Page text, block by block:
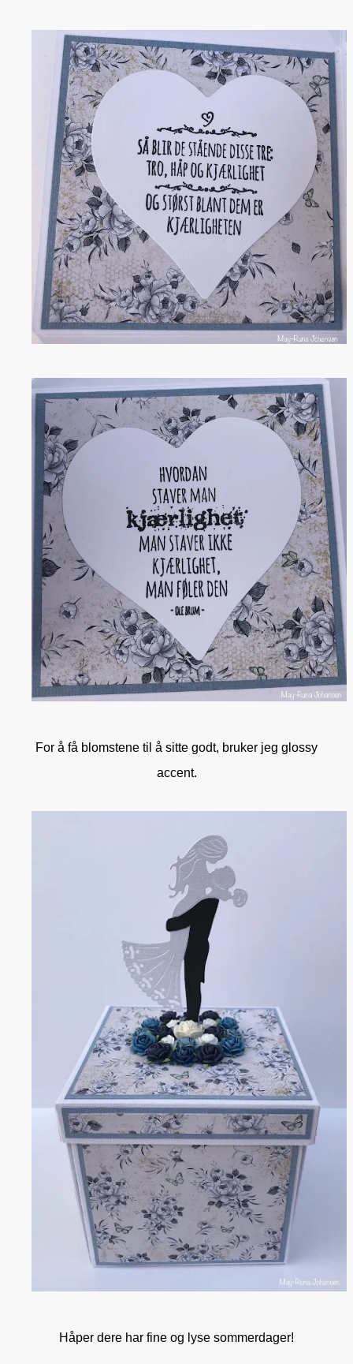
For å få blomstene til å sitte godt, bruker jeg glossy
accent.
Håper dere har fine og lyse sommerdager!